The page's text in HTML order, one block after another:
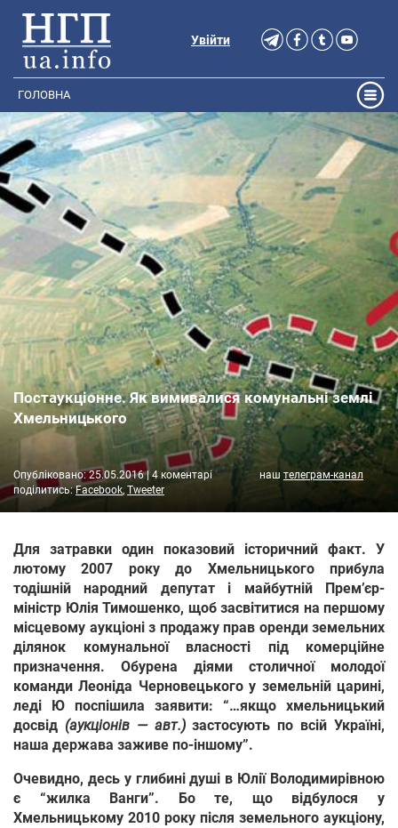
Увійти
ГОЛОВНА
Постаукціонне. Як вимивалися комунальні землі
Хмельницького
Опубліковано:25.05.2016|4 коментарі наш телеграм-канал
поділитись:Facebook, Tweeter
Для затравки один показовий історичний факт. У
лютому 2007 року до Хмельницького прибула
тодішній народний депутат і майбутній Прем’єр-
міністр Юлія Тимошенко, щоб засвітитися на першому
місцевому аукціоні з продажу прав оренди земельних
ділянок комунальної власності під комерційне
призначення. Обурена діями столичної молодої
команди Леоніда Черновецького у земельній царині,
леді Ю поспішила заявити: “…якщо хмельницький
досвід (аукціонів — авт.)застосують по всій Україні,
наша держава заживе по-іншому”.
Очевидно, десь у глибині душі в Юлії Володимирівною
є “жилка Ванги”. Бо те, що відбулося у
Хмельницькому 2010 року після земельного аукціону,